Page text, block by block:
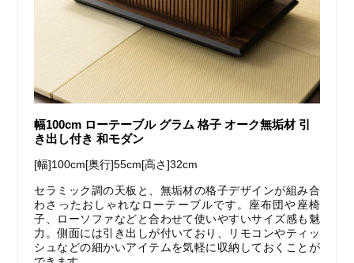
幅100cm ローテーブル グラム 格子 オーク無垢材 引
き出し付き 和モダン
[幅]100cm[奥行]55cm[高さ]32cm
セラミック調の天板と、無垢材の格子デザインが組み合
わさったおしゃれなローテーブルです。座布団や座椅
子、ローソファなどと合わせて使いやすいサイズ感も魅
力。側面には引き出しが付いており、リモコンやティッ
シュなどの細かいアイテムを気軽に収納しておくことが